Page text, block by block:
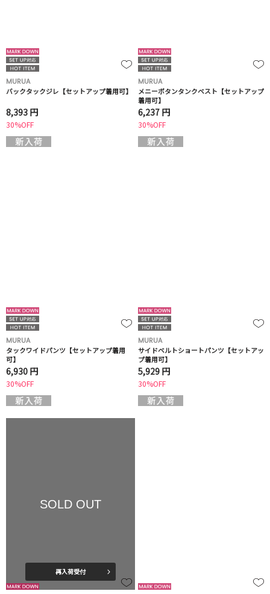
MURUA
バックタックジレ【セットアップ着用可】
8,393 円
30%OFF
MURUA
メニーボタンタンクベスト【セットアップ
着用可】
6,237 円
30%OFF
MURUA
タックワイドパンツ【セットアップ着用
可】
6,930 円
30%OFF
MURUA
サイドベルトショートパンツ【セットアッ
プ着用可】
5,929 円
30%OFF
SOLD OUT
再入荷受付